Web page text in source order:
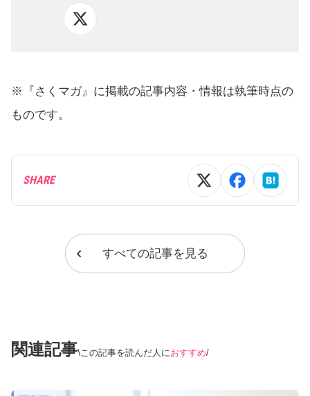
※『さくマガ』に掲載の記事内容・情報は執筆時点の
ものです。
SHARE
すべての記事を見る
関連記事 この記事を読んだ人におすすめ